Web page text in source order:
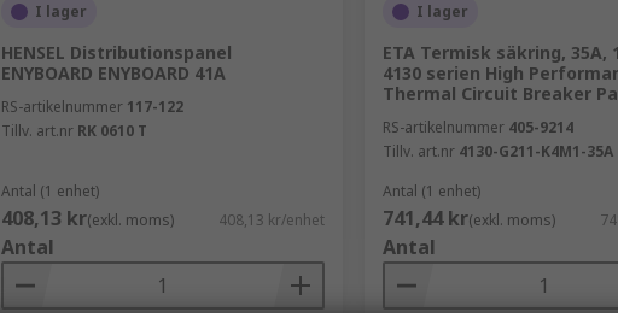
I lager
HENSEL Distributionspanel
ENYBOARD ENYBOARD 41A
RS-artikelnummer 117-122
Tillv. art.nr RK 0610 T
Antal (1 enhet)
408,13 kr(exkl. moms) 408,13 kr/enhet
Antal
I lager
ETA Termisk säkring, 35A,
4130 serien High
Thermal Circuit Breaker
RS-artikelnummer 405-9214
Tillv. art.nr 4130-G211-K4M1-35A
Antal (1 enhet)
741,44 kr(exkl. moms)
Antal